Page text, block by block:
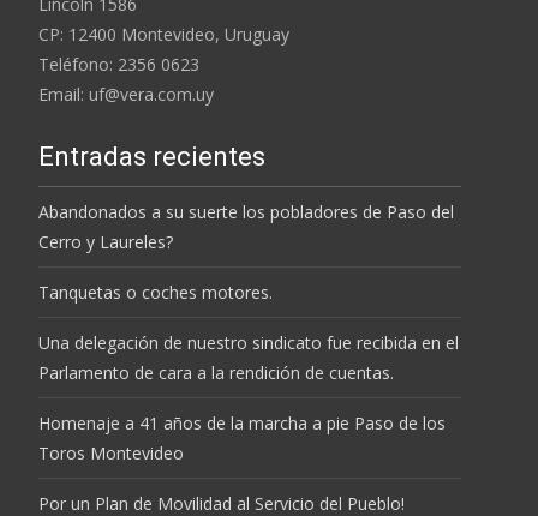
CP: 12400 Montevideo, Uruguay
Teléfono: 2356 0623
Email: uf@vera.com.uy
Entradas recientes
Abandonados a su suerte los pobladores de Paso del
Cerro y Laureles?
Tanquetas o coches motores.
Una delegación de nuestro sindicato fue recibida en el
Parlamento de cara a la rendición de cuentas.
Homenaje a 41 años de la marcha a pie Paso de los
Toros Montevideo
Por un Plan de Movilidad al Servicio del Pueblo!